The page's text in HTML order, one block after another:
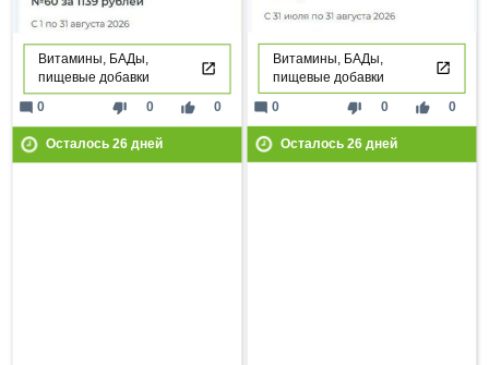
Витамины, БАДы,
пищевые добавки
thumb_down 0 thumb_up 0
mode_comment 0
Осталось 26дней
Витамины, БАДы,
пищевые добавки
thumb_down 0 thumb_up 0
mode_comment 0
Осталось 26дней